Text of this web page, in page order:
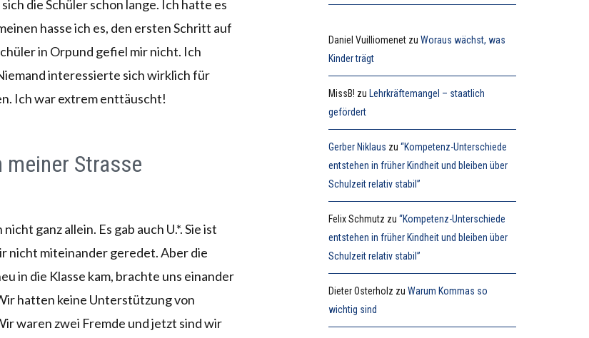
die Schüler schon lange. Ich hatte es
hasse ich es, den ersten Schritt auf
in Orpund gefiel mir nicht. Ich
interessierte sich wirklich für
Ich war extrem enttäuscht!
Strasse
ganz allein. Es gab auch U.*. Sie ist
nicht miteinander geredet. Aber die
in die Klasse kam, brachte uns einander
hatten keine Unterstützung von
waren zwei Fremde und jetzt sind wir
Daniel Vuilliomenet zuWoraus wächst, was
Kinder trägt
MissB! zu Lehrkräftemangel – staatlich
gefördert
Gerber Niklaus zu“Kompetenz-Unterschiede
entstehen in früher Kindheit und bleiben über
Schulzeit relativ stabil”
Felix Schmutz zu“Kompetenz-Unterschiede
entstehen in früher Kindheit und bleiben über
Schulzeit relativ stabil”
Dieter Osterholz zuWarum Kommas so
wichtig sind